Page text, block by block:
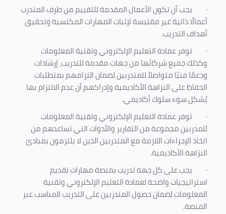
· يجب أن تكون الأعمال المقدمة للتقييم من طرف المتدرب
أعمالًا ذاتية غير مقتبسة لإثبات المهارات المكتسبة وتحقيق
أهداف التدريب.
· توفر عمادة التعليم الإلكتروني وتقنية المعلومات
وكذلك جميع شركائها من جهات مقدمة للتدريب، إرشادات
ودعمًا فنيًا متواصلاً للمتدربين لضمان التزامهم بمتطلبات
الحفاظ على النزاهة الأكاديمية وإدراكهم أن عدم الالتزام بها
يُشكل سوء سلوك أكاديمي.
· توفر عمادة التعليم الإلكتروني وتقنية المعلومات
للمدربين مجموعة من التقارير والأدوات التي تساعدهم من
اتخاذ الإجراءات اللازمة مع المتدربين الذين لا يلتزمون بمبادئ
النزاهة الأكاديمية.
· يجب على كل جهة تدريب بمنصة مهارات تقديم
استراتيجيات واضحة لعمادة التعليم الإلكتروني وتقنية
المعلومات لضمان حصول المتدربين على التدريب المناسب عبر
المنصة.